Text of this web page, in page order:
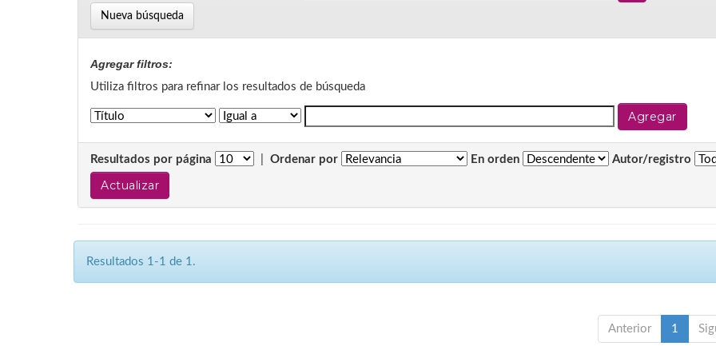
Nueva búsqueda
Agregar filtros:
Utiliza filtros para refinar los resultados de búsqueda
Resultados por página Ordenar por En orden Autor/registro
Resultados 1-1 de 1.
Anterior 1